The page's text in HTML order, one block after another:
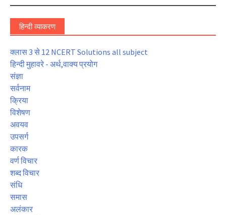
हिन्दी व्याकरण
क्लास 3 से 12 NCERT Solutions all subject
हिन्दी मुहावरे - अर्थ,वाक्य प्रयोग
संज्ञा
सर्वनाम
क्रिया
विशेषण
अवयव
उपसर्ग
कारक
वर्ण विचार
शब्द विचार
संधि
समास
अलंकार